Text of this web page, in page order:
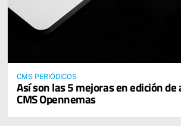
CMS PERIÓDICOS
Así son las 5 mejoras en edición
CMS Opennemas